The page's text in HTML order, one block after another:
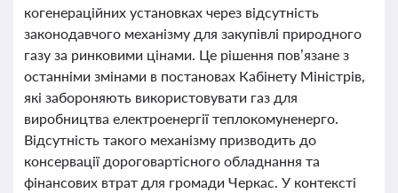
когенераційних установках через відсутність
законодавчого механізму для закупівлі природного
газу за ринковими цінами. Це рішення пов’язане з
останніми змінами в постановах Кабінету Міністрів,
які забороняють використовувати газ для
виробництва електроенергії теплокомуненерго.
Відсутність такого механізму призводить до
консервації дороговартісного обладнання та
фінансових втрат для громади Черкас. У контексті